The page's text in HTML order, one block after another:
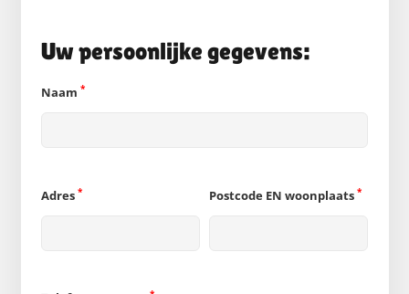
Uw persoonlijke gegevens:
Naam *
Adres * Postcode EN woonplaats *